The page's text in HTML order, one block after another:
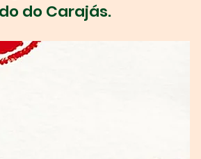
do Carajás.